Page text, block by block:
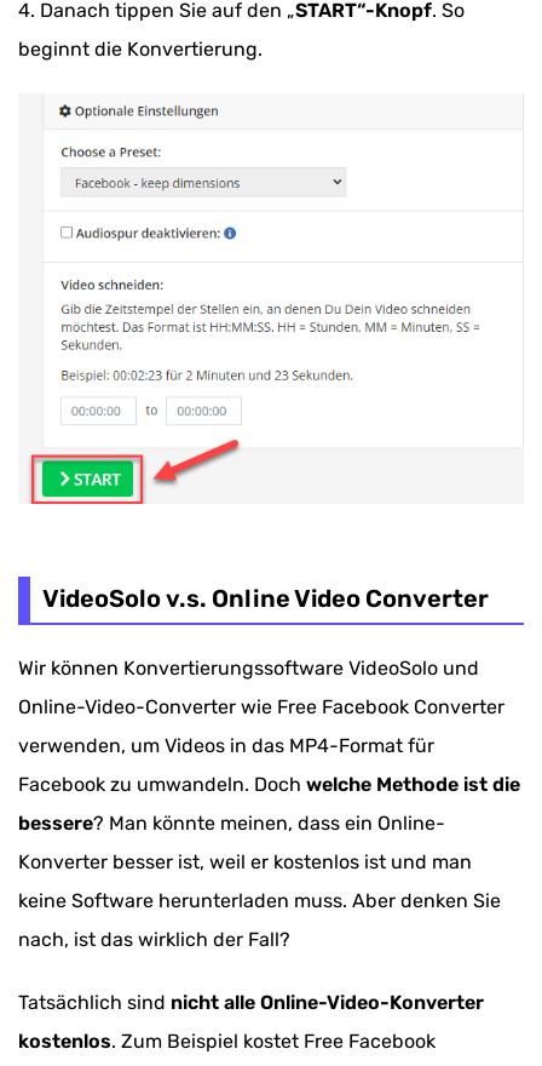
4. Danach tippen Sie auf den „START“-Knopf. So
beginnt die Konvertierung.
VideoSolo v.s. Online Video Converter
Wir können Konvertierungssoftware VideoSolo und
Online-Video-Converter wie Free Facebook Converter
verwenden, um Videos in das MP4-Format für
Facebook zu umwandeln. Doch welche Methode ist die
bessere? Man könnte meinen, dass ein Online-
Konverter besser ist, weil er kostenlos ist und man
keine Software herunterladen muss. Aber denken Sie
nach, ist das wirklich der Fall?
Tatsächlich sind nicht alle Online-Video-Konverter
kostenlos. Zum Beispiel kostet Free Facebook